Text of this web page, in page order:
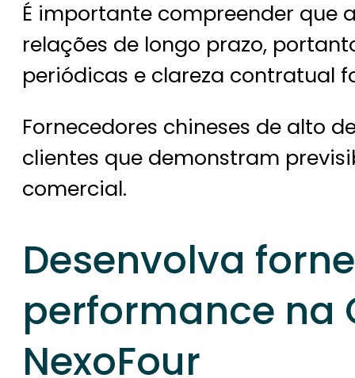
É importante compreender que
relações de longo prazo,
periódicas e clareza contratual
Fornecedores chineses de alto
clientes que demonstram
comercial.
Desenvolva
performance na
NexoFour